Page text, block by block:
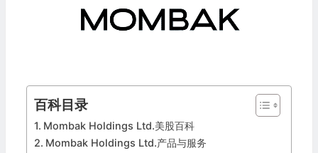
百科目录
Mombak Holdings Ltd.美股百科
Mombak Holdings Ltd.产品与服务